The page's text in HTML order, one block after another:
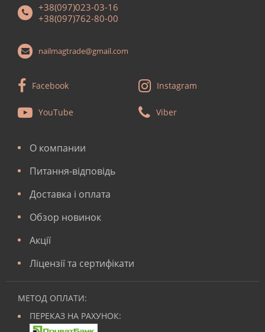
+38(097)023-03-16
+38(097)762-80-00
nailmagtrade@gmail.com
Facebook Instagram
YouTube Viber
О компании
Питання-відповідь
Доставка і оплата
Обзор новинок
Акції
Ліцензії та сертифікати
МЕТОД ОПЛАТИ:
ПЕРЕКАЗ НА РАХУНОК: